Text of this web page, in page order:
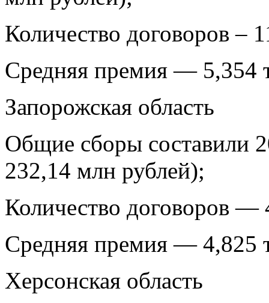
Количество договоров –
Средняя премия — 5,354
Запорожская область
Общие сборы составили
232,14 млн рублей);
Количество договоров —
Средняя премия — 4,825
Херсонская область